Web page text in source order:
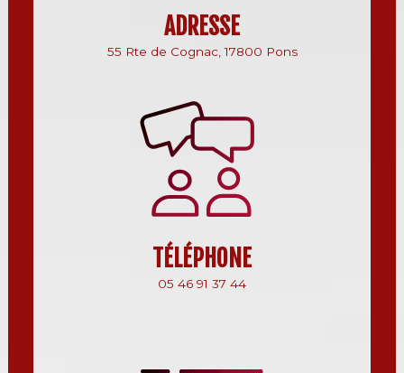
ADRESSE
55 Rte de Cognac, 17800 Pons
TÉLÉPHONE
05 46 91 37 44